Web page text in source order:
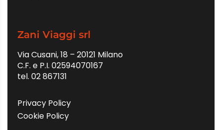
Zani Viaggi srl
Via Cusani, 18 – 20121 Milano
C.F. e P.I. 02594070167
tel. 02 867131
Privacy Policy
Cookie Policy